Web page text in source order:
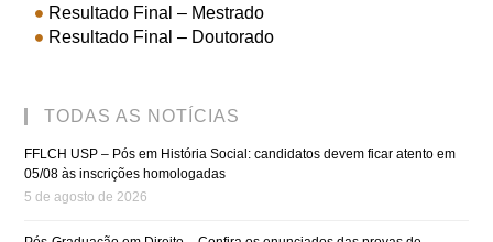
Resultado Final – Mestrado
Resultado Final – Doutorado
TODAS AS NOTÍCIAS
FFLCH USP – Pós em História Social: candidatos devem ficar atento em
05/08 às inscrições homologadas
5 de agosto de 2026